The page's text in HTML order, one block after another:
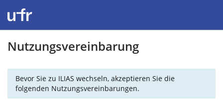
Nutzungsvereinbarung
Bevor Sie zu ILIAS wechseln, akzeptieren Sie die
folgenden Nutzungsvereinbarungen.